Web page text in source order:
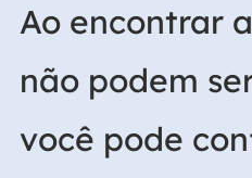
Ao encontrar
não podem
você pode